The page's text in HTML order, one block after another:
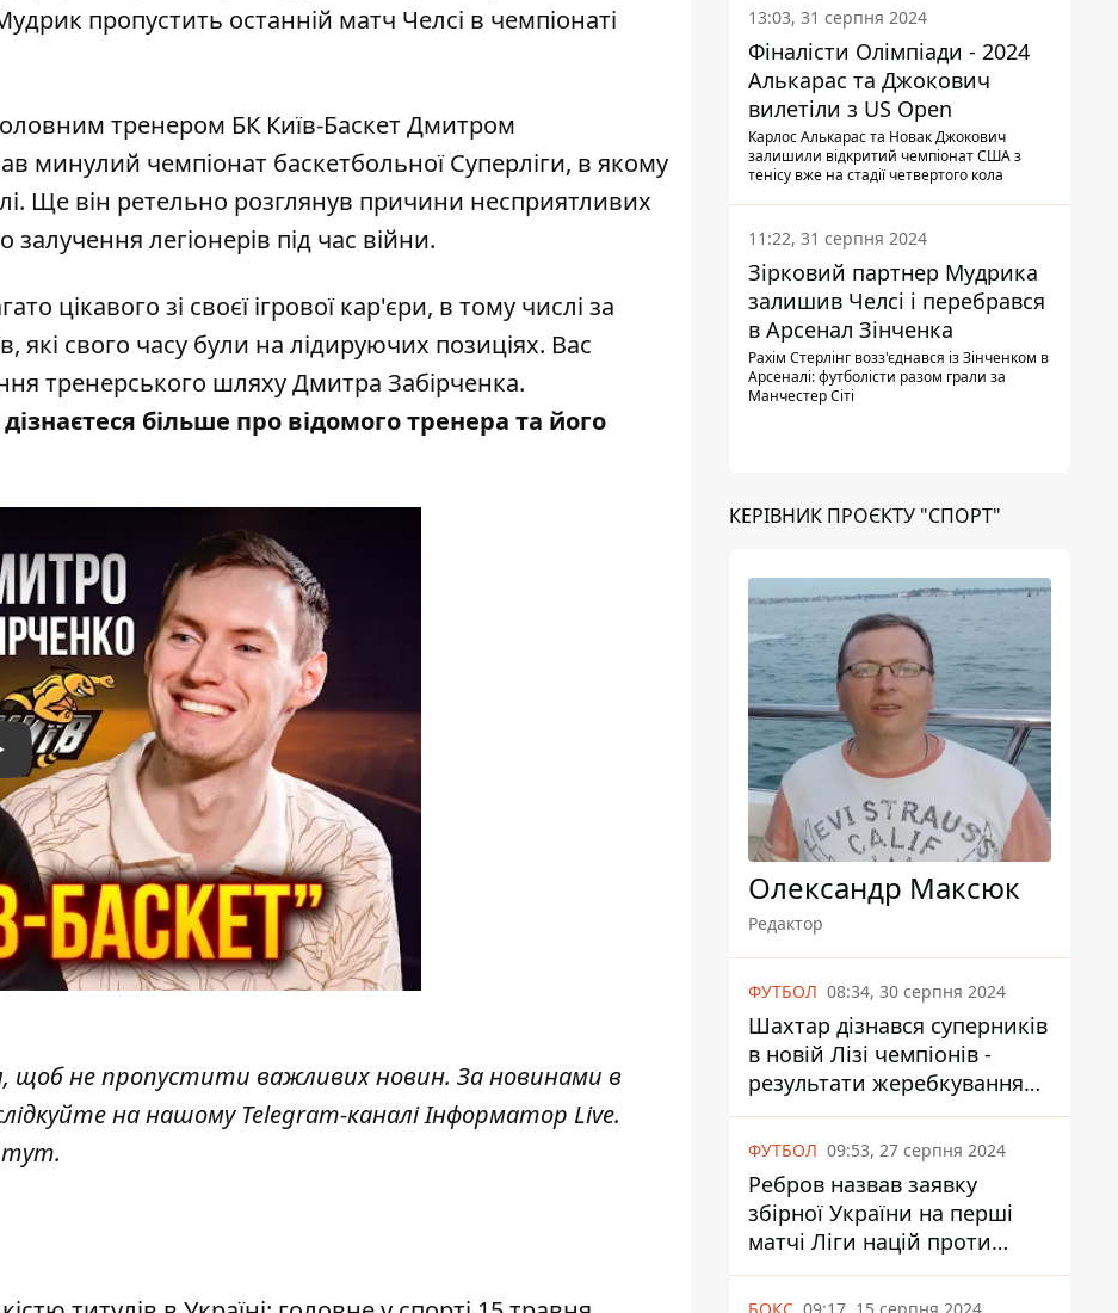
пропустить останній матч Челсі в чемпіонаті
тренером БК Київ-Баскет Дмитром
минулий чемпіонат баскетбольної Суперліги, в якому
Ще він ретельно розглянув причини несприятливих
залучення легіонерів під час війни.
цікавого зі своєї ігрової кар'єри, в тому числі за
які свого часу були на лідируючих позиціях. Вас
тренерського шляху Дмитра Забірченка.
більше про відомого тренера та його
, щоб не пропустити важливих новин. За новинами в
на нашому Telegram-каналіІнформатор Live.
тут.
13:03, 31 серпня 2024
Фіналісти Олімпіади - 2024
Алькарас та Джокович
вилетіли з US Open
Карлос Алькарас та Новак Джокович
залишили відкритий чемпіонат США з
тенісу вже на стадії четвертого кола
11:22, 31 серпня 2024
Зірковий партнер Мудрика
залишив Челсі і перебрався
в Арсенал Зінченка
Рахім Стерлінг возз'єднався із Зінченком в
Арсеналі: футболісти разом грали за
Манчестер Сіті
КЕРІВНИК ПРОЄКТУ "СПОРТ"
Олександр Максюк
Редактор
ФУТБОЛ 08:34, 30 серпня 2024
Шахтар дізнався суперників
в новій Лізі чемпіонів -
результати жеребкування
UEFA
ФУТБОЛ 09:53, 27 серпня 2024
Ребров назвав заявку
збірної України на перші
матчі Ліги націй проти
Албанії та Чехії
БОКС 09:17, 15 серпня 2024